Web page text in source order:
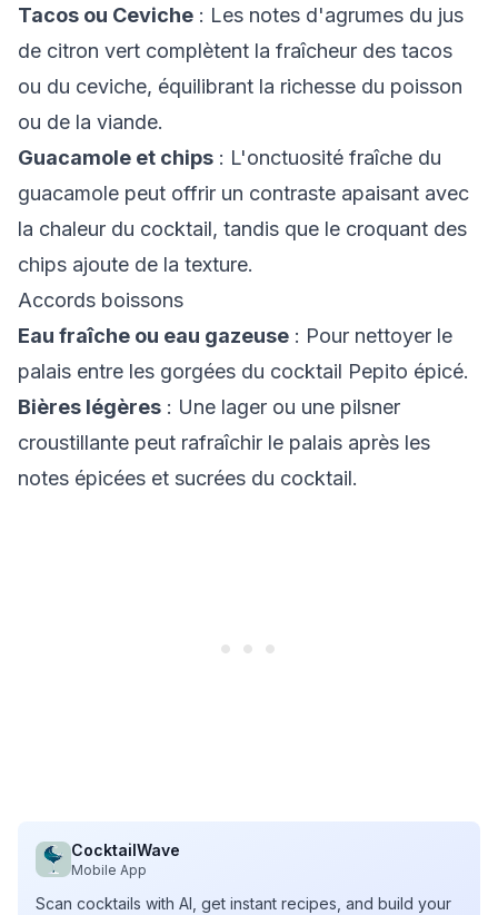
Tacos ou Ceviche : Les notes d'agrumes du jus
de citron vert complètent la fraîcheur des tacos
ou du ceviche, équilibrant la richesse du poisson
ou de la viande.
Guacamole et chips : L'onctuosité fraîche du
guacamole peut offrir un contraste apaisant avec
la chaleur du cocktail, tandis que le croquant des
chips ajoute de la texture.
Accords boissons
Eau fraîche ou eau gazeuse : Pour nettoyer le
palais entre les gorgées du cocktail Pepito épicé.
Bières légères : Une lager ou une pilsner
croustillante peut rafraîchir le palais après les
notes épicées et sucrées du cocktail.
CocktailWave
Mobile App
Scan cocktails with AI, get instant recipes, and build your